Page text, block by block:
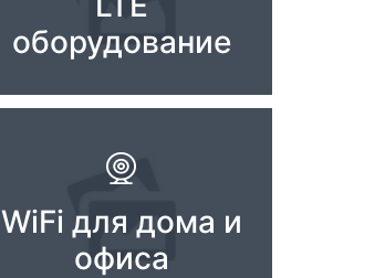
оборудование
WiFi для дома и
офиса